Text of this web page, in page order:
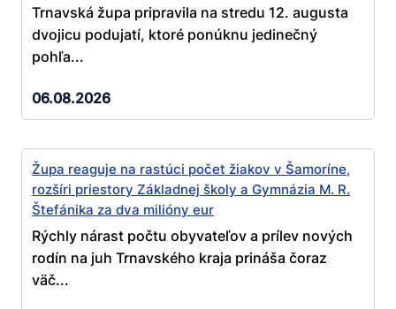
Trnavská župa pripravila na stredu 12. augusta
dvojicu podujatí, ktoré ponúknu jedinečný
pohľa...
06.08.2026
Župa reaguje na rastúci počet žiakov v Šamoríne,
rozšíri priestory Základnej školy a Gymnázia M. R.
Štefánika za dva milióny eur
Rýchly nárast počtu obyvateľov a prílev nových
rodín na juh Trnavského kraja prináša čoraz
väč...